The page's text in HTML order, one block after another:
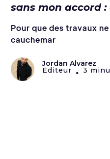
sans mon accord
Pour que des travaux
cauchemar
Jordan Alvarez
Editeur • 3